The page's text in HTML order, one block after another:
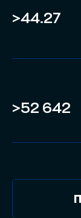
>44.27
>52 642